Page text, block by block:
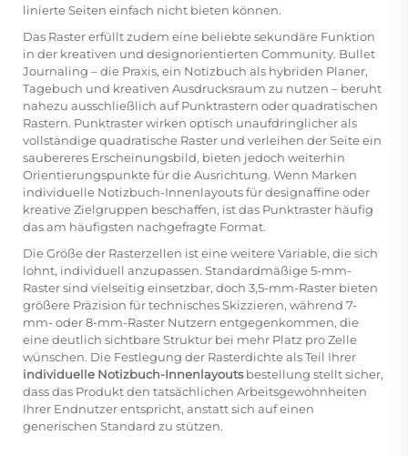
linierte Seiten einfach nicht bieten können.
Das Raster erfüllt zudem eine beliebte sekundäre Funktion
in der kreativen und designorientierten Community. Bullet
Journaling – die Praxis, ein Notizbuch als hybriden Planer,
Tagebuch und kreativen Ausdrucksraum zu nutzen – beruht
nahezu ausschließlich auf Punktrastern oder quadratischen
Rastern. Punktraster wirken optisch unaufdringlicher als
vollständige quadratische Raster und verleihen der Seite ein
saubereres Erscheinungsbild, bieten jedoch weiterhin
Orientierungspunkte für die Ausrichtung. Wenn Marken
individuelle Notizbuch-Innenlayoutsfür designaffine oder
kreative Zielgruppen beschaffen, ist das Punktraster häufig
das am häufigsten nachgefragte Format.
Die Größe der Rasterzellen ist eine weitere Variable, die sich
lohnt, individuell anzupassen. Standardmäßige 5-mm-
Raster sind vielseitig einsetzbar, doch 3,5-mm-Raster bieten
größere Präzision für technisches Skizzieren, während 7-
mm- oder 8-mm-Raster Nutzern entgegenkommen, die
eine deutlich sichtbare Struktur bei mehr Platz pro Zelle
wünschen. Die Festlegung der Rasterdichte als Teil Ihrer
individuelle Notizbuch-Innenlayoutsbestellung stellt sicher,
dass das Produkt den tatsächlichen Arbeitsgewohnheiten
Ihrer Endnutzer entspricht, anstatt sich auf einen
generischen Standard zu stützen.